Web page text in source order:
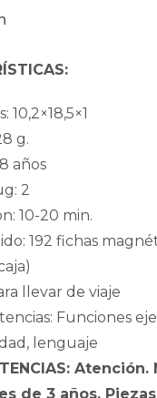
10,2×18,5×1
g.
años
2
10-20 min.
192 fichas
llevar de viaje
Funciones
lenguaje
Atención.
de 3 años.